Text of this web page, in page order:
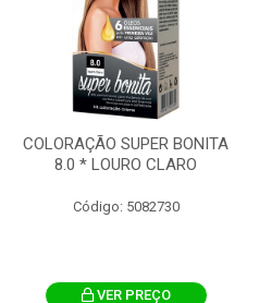
COLORAÇÃO SUPER BONITA
8.0 * LOURO CLARO
Código: 5082730
VER PREÇO